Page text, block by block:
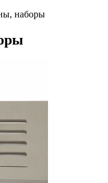
наборы